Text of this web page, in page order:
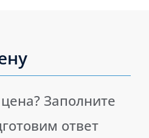
Заполните
ответ